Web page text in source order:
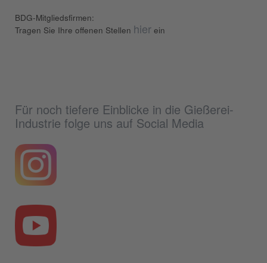
BDG-Mitgliedsfirmen:
Tragen Sie Ihre offenen Stellen hier ein
Für noch tiefere Einblicke in die Gießerei-
Industrie folge uns auf Social Media